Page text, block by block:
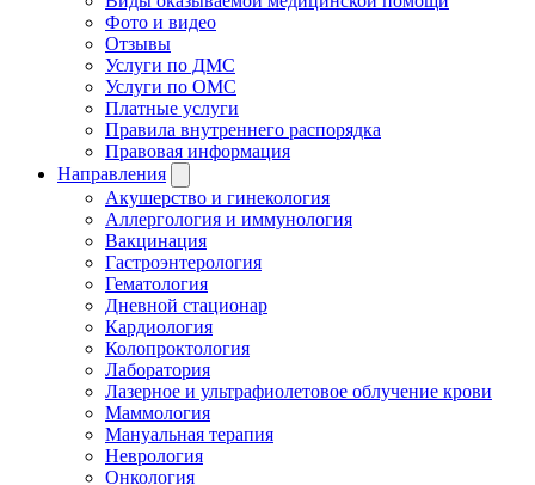
Фото и видео
Отзывы
Услуги по ДМС
Услуги по ОМС
Платные услуги
Правила внутреннего распорядка
Правовая информация
Направления
Акушерство и гинекология
Аллергология и иммунология
Вакцинация
Гастроэнтерология
Гематология
Дневной стационар
Кардиология
Колопроктология
Лаборатория
Лазерное и ультрафиолетовое облучение крови
Маммология
Мануальная терапия
Неврология
Онкология